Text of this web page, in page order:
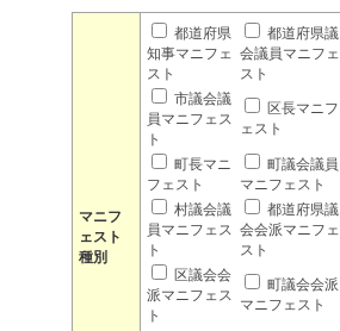
マニフ
ェスト
種別
都道府県
知事マニフェ
スト
都道府県議
会議員マニフェ
スト
市議会議
員マニフェス
ト
区長マニフ
ェスト
町長マニ
フェスト
町議会議員
マニフェスト
村議会議
員マニフェス
ト
都道府県議
会会派マニフェ
スト
区議会会
派マニフェス
ト
町議会会派
マニフェスト